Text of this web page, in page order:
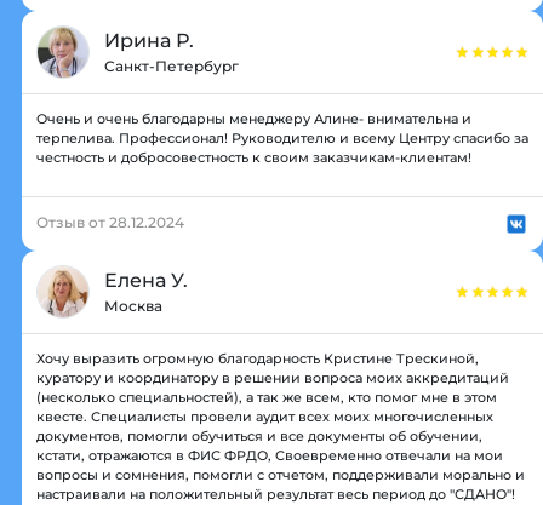
Ирина Р.
Санкт-Петербург
Очень и очень благодарны менеджеру Алине- внимательна и
терпелива. Профессионал! Руководителю и всему Центру спасибо за
честность и добросовестность к своим заказчикам-клиентам!
Отзыв от 28.12.2024
Елена У.
Москва
Хочу выразить огромную благодарность Кристине Трескиной,
куратору и координатору в решении вопроса моих аккредитаций
(несколько специальностей), а так же всем, кто помог мне в этом
квесте. Специалисты провели аудит всех моих многочисленных
документов, помогли обучиться и все документы об обучении,
кстати, отражаются в ФИС ФРДО, Своевременно отвечали на мои
вопросы и сомнения, помогли с отчетом, поддерживали морально и
настраивали на положительный результат весь период до "СДАНО"!